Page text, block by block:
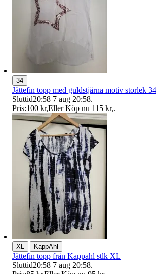
34
Jättefin topp med guldstjärna motiv storlek 34
Sluttid20:58 7 aug 20:58.
Pris:100 kr,Eller Köp nu 115 kr,.
XL | KappAhl
Jättefin topp från Kappahl stlk XL
Sluttid20:58 7 aug 20:58.